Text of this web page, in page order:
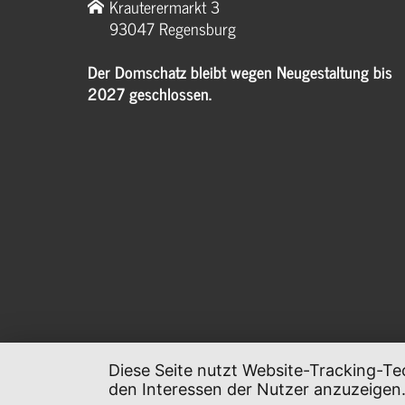
Krauterermarkt 3
93047 Regensburg
Der Domschatz bleibt wegen Neugestaltung bis
2027 geschlossen.
Diese Seite nutzt Website-Tracking-
den Interessen der Nutzer anzuzeigen.